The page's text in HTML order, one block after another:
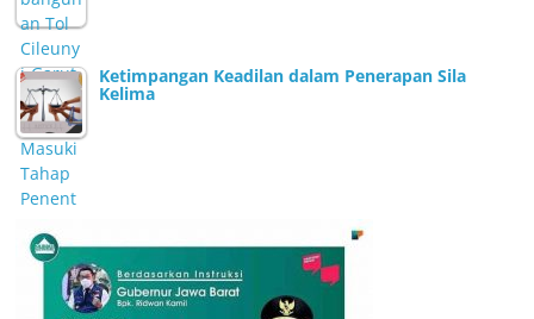
Ketimpangan Keadilan dalam Penerapan Sila
Kelima